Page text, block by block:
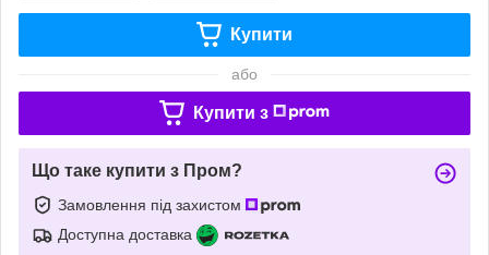
Купити
або
Купити з
Що таке купити з Пром?
Замовлення під захистом
Доступна доставка